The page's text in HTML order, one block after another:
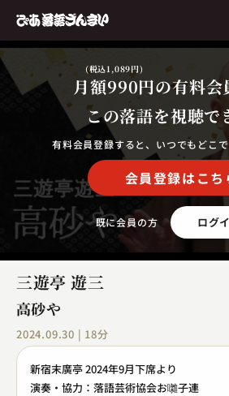
月額990円
(税込1,089円)
の有料会
この落語を視聴で
有料会員登録すると、いつでもどこ
会員登録はこち
既に会員の方 ログ
三遊亭 遊三
高砂や
2024.09.30 | 18分
新宿末廣亭 2024年9月下席より
演奏・協力：落語芸術協会お囃子連